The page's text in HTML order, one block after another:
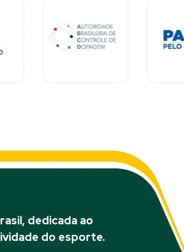
dedicada ao
do esporte.